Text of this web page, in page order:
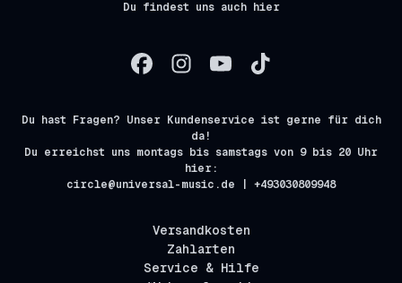
Du findest uns auch hier
Du hast Fragen? Unser Kundenservice ist gerne für dich
da!
Du erreichst uns montags bis samstags von 9 bis 20 Uhr
hier:
circle@universal-music.de | +493030809948
Versandkosten
Zahlarten
Service & Hilfe